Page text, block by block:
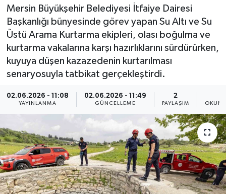
Mersin Büyükşehir Belediyesi İtfaiye Dairesi
Başkanlığı bünyesinde görev yapan Su Altı ve Su
Üstü Arama Kurtarma ekipleri, olası boğulma ve
kurtarma vakalarına karşı hazırlıklarını sürdürürken,
kuyuya düşen kazazedenin kurtarılması
senaryosuyla tatbikat gerçekleştirdi.
02.06.2026 - 11:08
YAYINLANMA
02.06.2026 - 11:49
GÜNCELLEME
2
PAYLAŞIM
Resmi İlan
Sağlık
Siyaset
Spor